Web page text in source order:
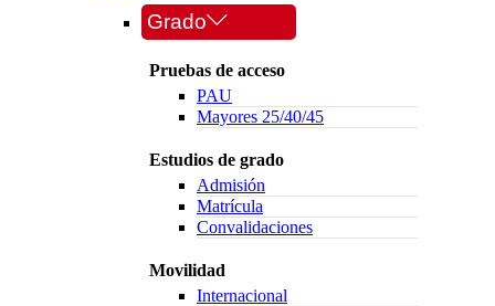
Grado
Pruebas de acceso
PAU
Mayores 25/40/45
Estudios de grado
Admisión
Matrícula
Convalidaciones
Movilidad
Internacional